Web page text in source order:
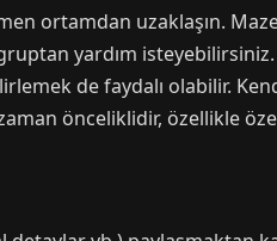
ortamdan uzaklaşın.
yardım
de faydalı olabilir.
önceliklidir, özellikle